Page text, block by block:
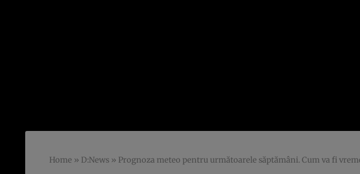
Home » D:News » Prognoza meteo pentru următoarele săptămâni. Cum va fi